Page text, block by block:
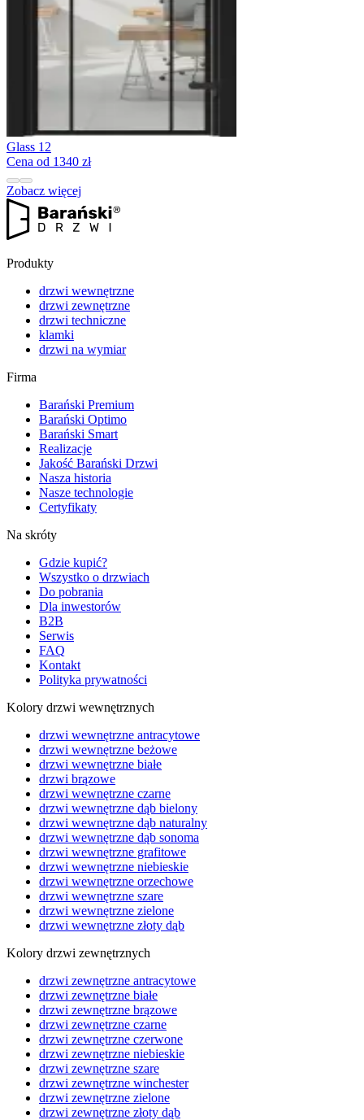
Glass 12
Cena od 1340 zł
Zobacz więcej
Produkty
drzwi wewnętrzne
drzwi zewnętrzne
drzwi techniczne
klamki
drzwi na wymiar
Firma
Barański Premium
Barański Optimo
Barański Smart
Realizacje
Jakość Barański Drzwi
Nasza historia
Nasze technologie
Certyfikaty
Na skróty
Gdzie kupić?
Wszystko o drzwiach
Do pobrania
Dla inwestorów
B2B
Serwis
FAQ
Kontakt
Polityka prywatności
Kolory drzwi wewnętrznych
drzwi wewnętrzne antracytowe
drzwi wewnętrzne beżowe
drzwi wewnętrzne białe
drzwi brązowe
drzwi wewnętrzne czarne
drzwi wewnętrzne dąb bielony
drzwi wewnętrzne dąb naturalny
drzwi wewnętrzne dąb sonoma
drzwi wewnętrzne grafitowe
drzwi wewnętrzne niebieskie
drzwi wewnętrzne orzechowe
drzwi wewnętrzne szare
drzwi wewnętrzne zielone
drzwi wewnętrzne złoty dąb
Kolory drzwi zewnętrznych
drzwi zewnętrzne antracytowe
drzwi zewnętrzne białe
drzwi zewnętrzne brązowe
drzwi zewnętrzne czarne
drzwi zewnętrzne czerwone
drzwi zewnętrzne niebieskie
drzwi zewnętrzne szare
drzwi zewnętrzne winchester
drzwi zewnętrzne zielone
drzwi zewnętrzne złoty dąb